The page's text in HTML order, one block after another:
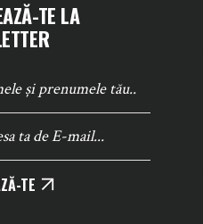
TE LA
TE